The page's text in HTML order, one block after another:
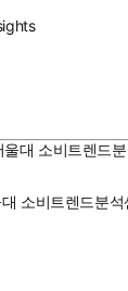
소비트렌드분